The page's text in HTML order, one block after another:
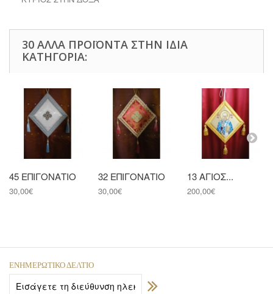
30 ΆΛΛΑ ΠΡΟΪΌΝΤΑ ΣΤΗΝ ΊΔΙΑ
ΚΑΤΗΓΟΡΊΑ:
45 ΕΠΙΓΟΝΑΤΙΟ
30,00€
32 ΕΠΙΓΟΝΑΤΙΟ
30,00€
13 ΑΓΙΟΣ...
200,00€
ΕΝΗΜΕΡΩΤΙΚΌ ΔΕΛΤΊΟ